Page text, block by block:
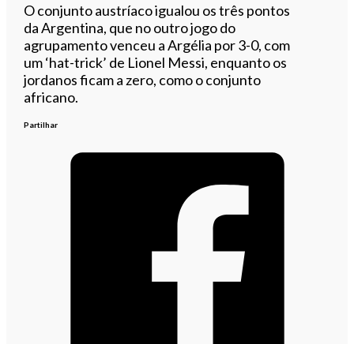
O conjunto austríaco igualou os três pontos
da Argentina, que no outro jogo do
agrupamento venceu a Argélia por 3-0, com
um ‘hat-trick’ de Lionel Messi, enquanto os
jordanos ficam a zero, como o conjunto
africano.
Partilhar